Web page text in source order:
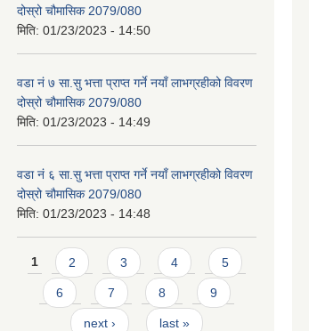
दोस्रो चौमासिक 2079/080
मिति: 01/23/2023 - 14:50
वडा नं ७ सा.सु भत्ता प्राप्त गर्ने नयाँ लाभग्रहीको विवरण
दोस्रो चौमासिक 2079/080
मिति: 01/23/2023 - 14:49
वडा नं ६ सा.सु भत्ता प्राप्त गर्ने नयाँ लाभग्रहीको विवरण
दोस्रो चौमासिक 2079/080
मिति: 01/23/2023 - 14:48
Pages
1 2 3 4 5
6 7 8 9
next › last »